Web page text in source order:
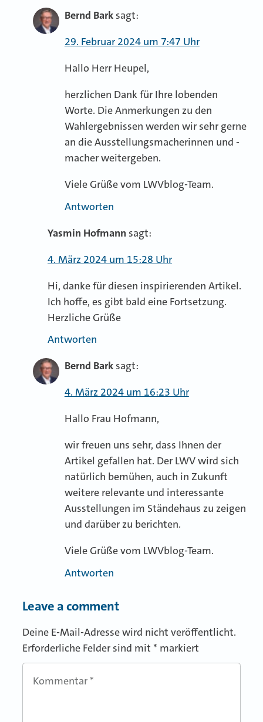
Bernd Bark sagt:
29. Februar 2024 um 7:47 Uhr
Hallo Herr Heupel,
herzlichen Dank für Ihre lobenden
Worte. Die Anmerkungen zu den
Wahlergebnissen werden wir sehr gerne
an die Ausstellungsmacherinnen und -
macher weitergeben.
Viele Grüße vom LWVblog-Team.
Antworten
Yasmin Hofmann sagt:
4. März 2024 um 15:28 Uhr
Hi, danke für diesen inspirierenden Artikel.
Ich hoffe, es gibt bald eine Fortsetzung.
Herzliche Grüße
Antworten
Bernd Bark sagt:
4. März 2024 um 16:23 Uhr
Hallo Frau Hofmann,
wir freuen uns sehr, dass Ihnen der
Artikel gefallen hat. Der LWV wird sich
natürlich bemühen, auch in Zukunft
weitere relevante und interessante
Ausstellungen im Ständehaus zu zeigen
und darüber zu berichten.
Viele Grüße vom LWVblog-Team.
Antworten
Leave a comment
Deine E-Mail-Adresse wird nicht veröffentlicht.
Erforderliche Felder sind mit * markiert
Kommentar *